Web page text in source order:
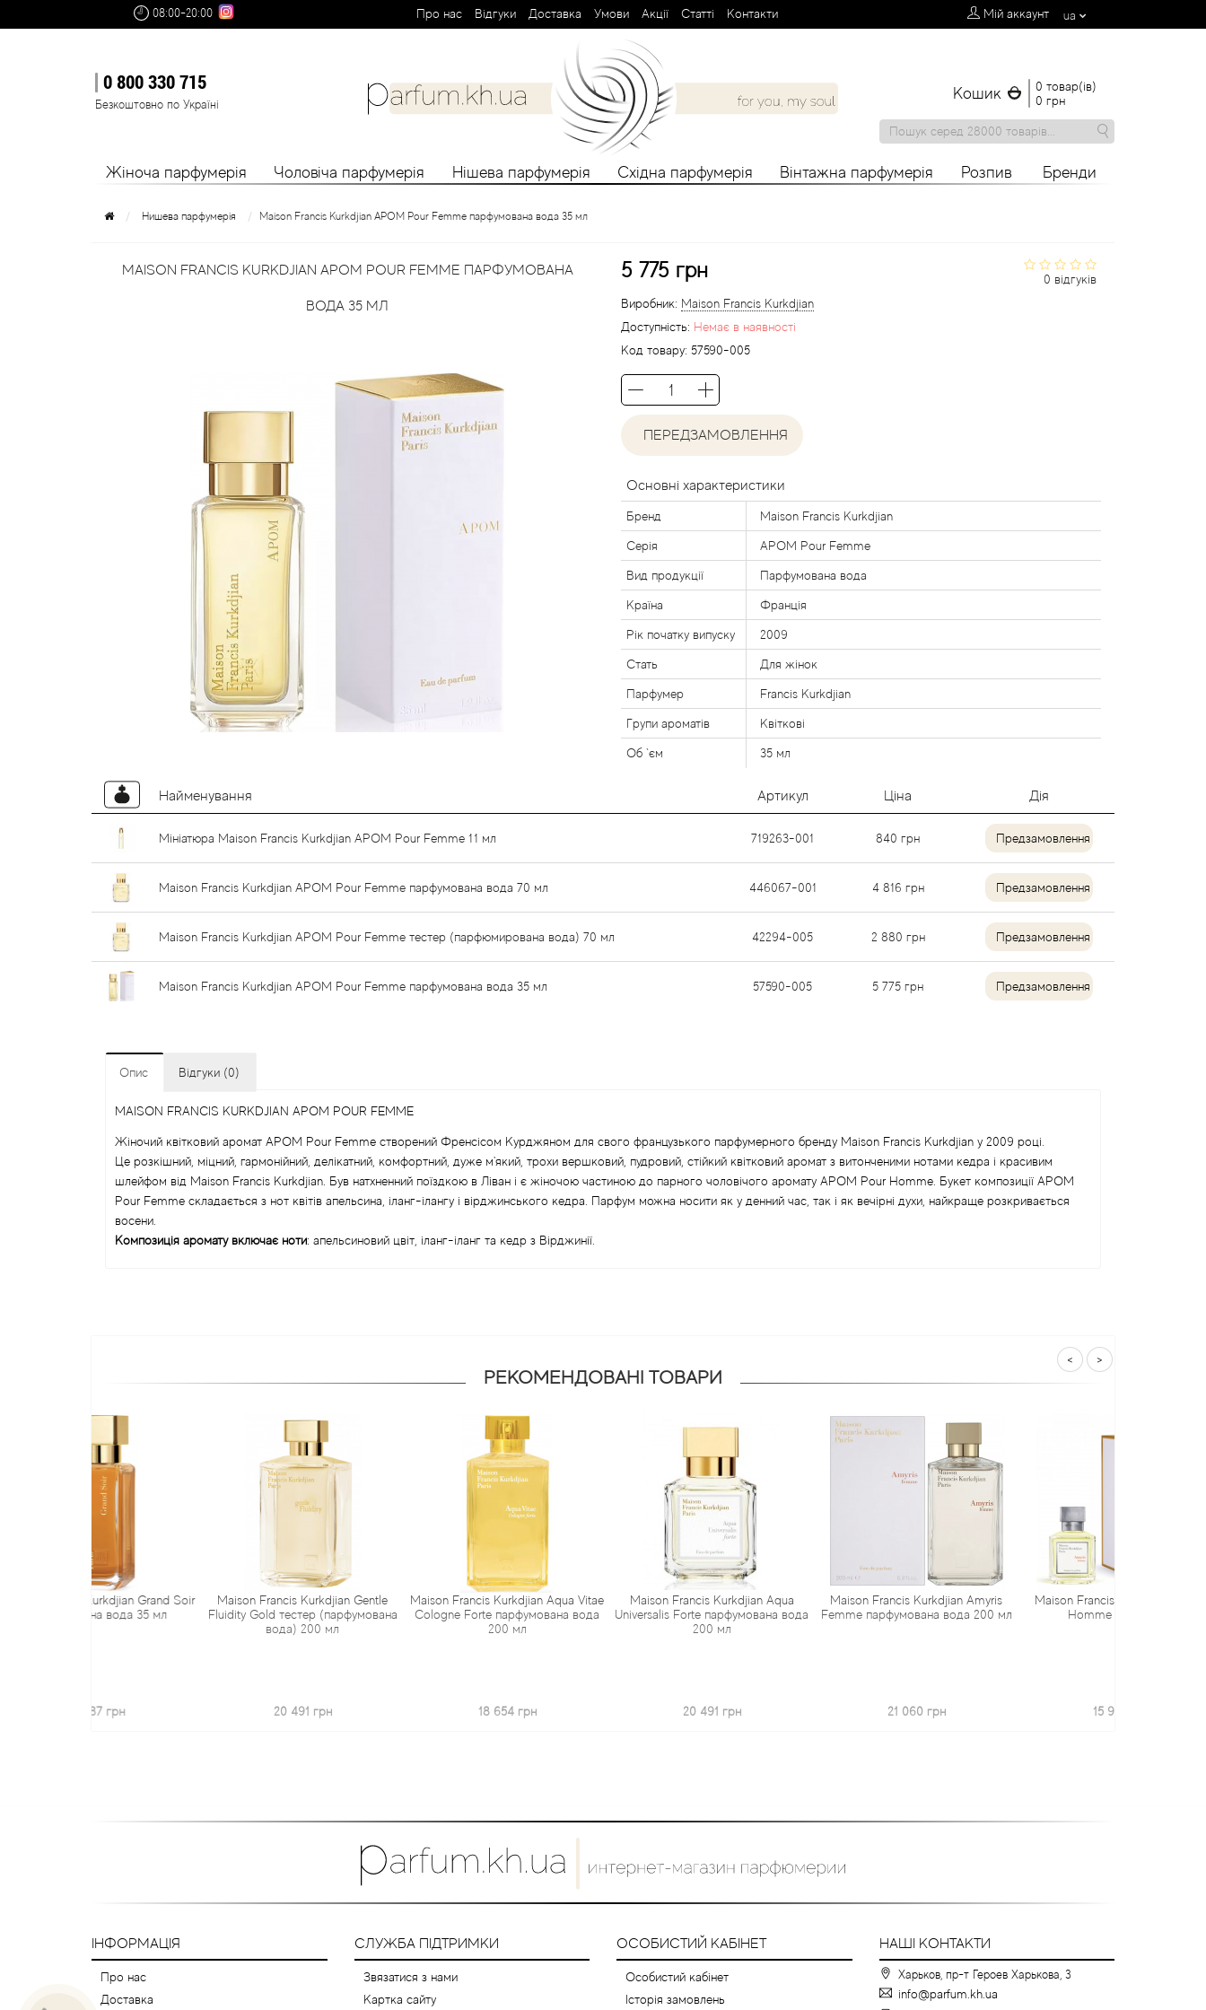
08:00-20:00 Про нас Вiдгуки Доставка Умови Aкції Cтатті Контакти Мій аккаунт ua
0 800 330 715
Безкоштовно по Україні
Кошик
0 товар(ів)
0 грн
Жіноча парфумерія Чоловіча парфумерія Нішева парфумерія Східна парфумерія Вінтажна парфумерія Розпив Бренди
Нишева парфумерія Мaison Francis Kurkdjian APOM Pour Femme парфумована вода 35 мл
MAISON FRANCIS KURKDJIAN APOM POUR FEMME ПАРФУМОВАНА
ВОДА 35 МЛ
0 відгуків
5 775 грн
Виробник: Maison Francis Kurkdjian
Доступність: Немає в наявності
Код товару: 57590-005
ПЕРЕДЗАМОВЛЕННЯ
Основні характеристики
Бренд Maison Francis Kurkdjian
Серія APOM Pour Femme
Вид продукції Парфумована вода
Країна Франція
Рік початку випуску 2009
Стать Для жінок
Парфумер Francis Kurkdjian
Групи ароматів Квіткові
Об `єм 35 мл
Найменування Артикул Ціна Дія
Мініатюра Maison Francis Kurkdjian APOM Pour Femme 11 мл 719263-001 840 грн Предзамовлення
Мaison Francis Kurkdjian APOM Pour Femme парфумована вода 70 мл 446067-001 4 816 грн Предзамовлення
Maison Francis Kurkdjian APOM Pour Femme тестер (парфюмирована вода) 70 мл 42294-005 2 880 грн Предзамовлення
Мaison Francis Kurkdjian APOM Pour Femme парфумована вода 35 мл 57590-005 5 775 грн Предзамовлення
Опис Відгуки (0)
МAISON FRANCIS KURKDJIAN APOM POUR FEMME
Жіночий квітковий аромат APOM Pour Femme створений Френсісом Курджяном для свого французького парфумерного бренду Maison Francis Kurkdjian у 2009 році.
Це розкішний, міцний, гармонійний, делікатний, комфортний, дуже м'який, трохи вершковий, пудровий, стійкий квітковий аромат з витонченими нотами кедра і красивим
шлейфом від Maison Francis Kurkdjian. Був натхненний поїздкою в Ліван і є жіночою частиною до парного чоловічого аромату APOM Pour Homme. Букет композиції APOM
Pour Femme складається з нот квітів апельсина, іланг-ілангу і вірджинського кедра. Парфум можна носити як у денний час, так і як вечірні духи, найкраще розкривається
восени.
Композиція аромату включає ноти: апельсиновий цвіт, іланг-іланг та кедр з Вірджинії.
РЕКОМЕНДОВАНІ ТОВАРИ
Grand Soir
Мaison Francis Kurkdjian Gentle
Fluidity Gold тестер (парфумована
Мaison Francis Kurkdjian Aqua Vitae
Cologne Forte парфумована вода
Мaison Francis Kurkdjian Aqua
Universalis Forte парфумована вода
Мaison Francis Kurkdjian Amyris
Femme парфумована вода 200 мл
Мaison Francis Kurkdjian Amyris
Homme духи 70 мл
< >
ІНФОРМАЦІЯ
Про нас
Доставка
СЛУЖБА ПІДТРИМКИ
Звязатися з нами
Картка сайту
ОСОБИСТИЙ КАБІНЕТ
Особистий кабінет
Історія замовлень
НАШІ КОНТАКТИ
Харьков, пр-т Героев Харькова, 3
info@parfum.kh.ua